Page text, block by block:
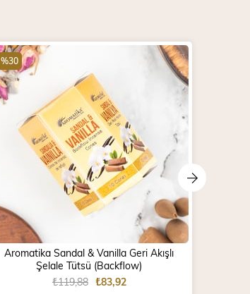
Aromatika Sandal & Vanilla Geri Akışlı
Şelale Tütsü (Backflow)
₺83,92
₺119,88
%30